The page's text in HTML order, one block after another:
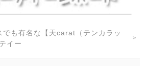
も有名な【天carat（テンカラッ
イー